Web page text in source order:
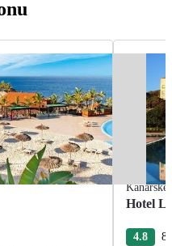
Kanárské
Hotel
4.8